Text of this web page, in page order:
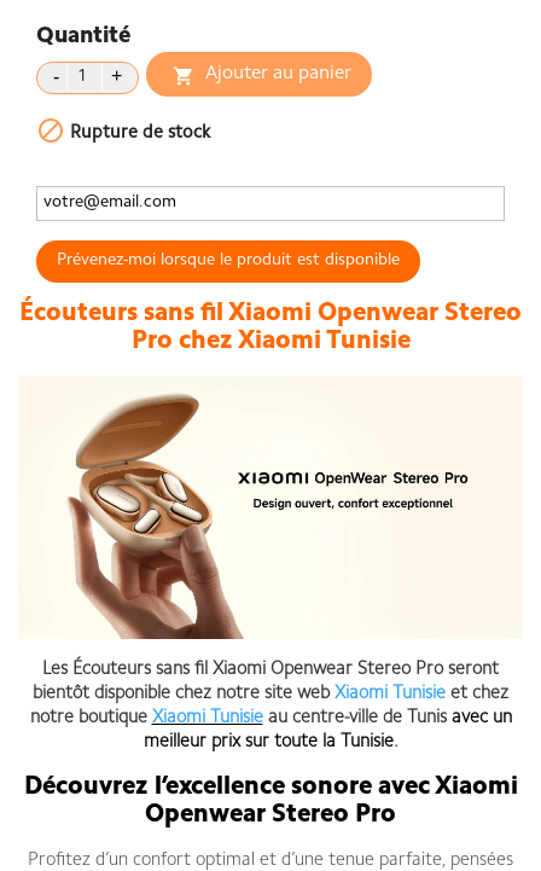
Quantité
 Ajouter au panier
 Rupture de stock
Prévenez-moi lorsque le produit est disponible
Écouteurs sans fil Xiaomi Openwear Stereo
Pro chez Xiaomi Tunisie
Les Écouteurs sans fil Xiaomi Openwear Stereo Pro seront
bientôt disponible chez notre site web Xiaomi Tunisie et chez
notre boutique Xiaomi Tunisieau centre-ville de Tunis avec un
meilleur prix sur toute la Tunisie.
Découvrez l’excellence sonore avec Xiaomi
Openwear Stereo Pro
Profitez d’un confort optimal et d’une tenue parfaite, pensées